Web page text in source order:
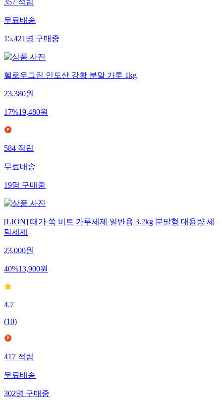
357적립
무료배송
15,421명구매중
헬로우그린 인도산 강황 분말 가루 1kg
23,380원
17%19,480원
584적립
무료배송
19명구매중
[LION] 때가 쏙 비트 가루세제 일반용 3.2kg 분말형 대용량 세
탁세제
23,000원
40%13,900원
4.7
(10)
417적립
무료배송
302명구매중